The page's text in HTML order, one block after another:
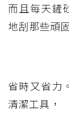
而且每天鏟
地刮那些頑
省時又省力
清潔工具，